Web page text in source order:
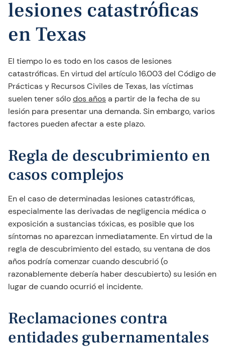
lesiones catastróficas
en Texas
El tiempo lo es todo en los casos de lesiones
catastróficas. En virtud del artículo 16.003 del Código de
Prácticas y Recursos Civiles de Texas, las víctimas
suelen tener sólodos añosa partir de la fecha de su
lesión para presentar una demanda. Sin embargo, varios
factores pueden afectar a este plazo.
Regla de descubrimiento en
casos complejos
En el caso de determinadas lesiones catastróficas,
especialmente las derivadas de negligencia médica o
exposición a sustancias tóxicas, es posible que los
síntomas no aparezcan inmediatamente. En virtud de la
regla de descubrimiento del estado, su ventana de dos
años podría comenzar cuando descubrió (o
razonablemente debería haber descubierto) su lesión en
lugar de cuando ocurrió el incidente.
Reclamaciones contra
entidades gubernamentales